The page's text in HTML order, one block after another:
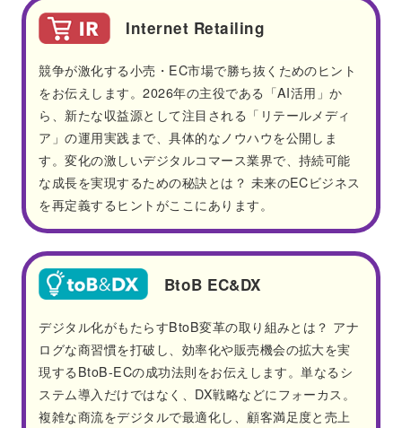
Internet Retailing
競争が激化する小売・EC市場で勝ち抜くためのヒント
をお伝えします。2026年の主役である「AI活用」か
ら、新たな収益源として注目される「リテールメディ
ア」の運用実践まで、具体的なノウハウを公開しま
す。変化の激しいデジタルコマース業界で、持続可能
な成長を実現するための秘訣とは？ 未来のECビジネス
を再定義するヒントがここにあります。
BtoB EC&DX
デジタル化がもたらすBtoB変革の取り組みとは？ アナ
ログな商習慣を打破し、効率化や販売機会の拡大を実
現するBtoB-ECの成功法則をお伝えします。単なるシ
ステム導入だけではなく、DX戦略などにフォーカス。
複雑な商流をデジタルで最適化し、顧客満足度と売上